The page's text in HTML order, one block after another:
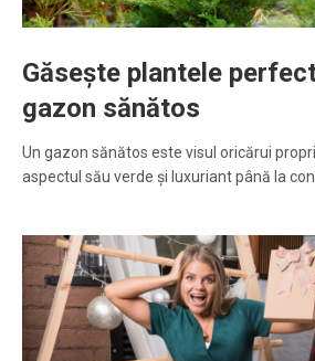
Găsește plantele
gazon sănătos
Un gazon sănătos este visul oricărui
aspectul său verde și luxuriant până la